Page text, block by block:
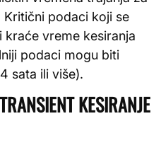
podaci koji se
vreme kesiranja
podaci mogu biti
sata ili više).
KESIRANJE